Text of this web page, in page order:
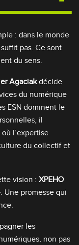
: dans le monde
pas. Ce sont
du sens.
Agaciakdécide
du numérique
ESN dominent le
il
l’expertise
du collectif et
vision : XPEHO
. Une promesse qui
les
non pas